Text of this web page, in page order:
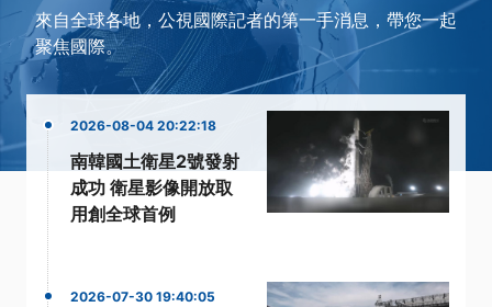
來自全球各地，公視國際記者的第一手消息，帶您一起
聚焦國際。
2026-08-04 20:22:18
南韓國土衛星2號發射
成功 衛星影像開放取
用創全球首例
2026-07-30 19:40:05